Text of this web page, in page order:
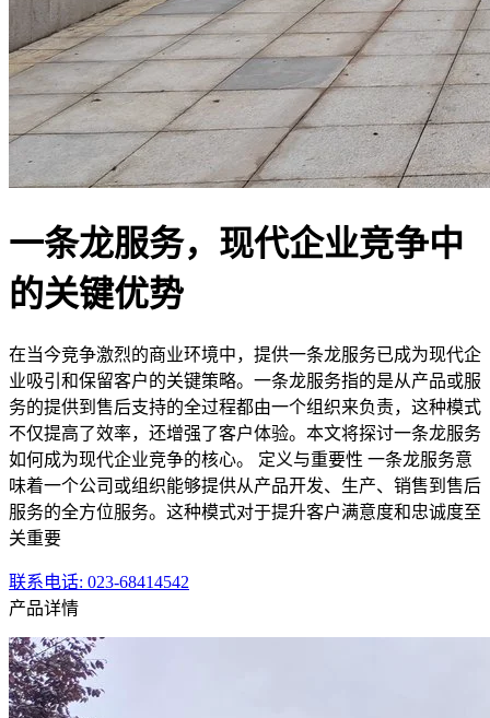
一条龙服务，现代企业竞争中
的关键优势
在当今竞争激烈的商业环境中，提供一条龙服务已成为现代企
业吸引和保留客户的关键策略。一条龙服务指的是从产品或服
务的提供到售后支持的全过程都由一个组织来负责，这种模式
不仅提高了效率，还增强了客户体验。本文将探讨一条龙服务
如何成为现代企业竞争的核心。 定义与重要性 一条龙服务意
味着一个公司或组织能够提供从产品开发、生产、销售到售后
服务的全方位服务。这种模式对于提升客户满意度和忠诚度至
关重要
联系电话: 023-68414542
产品详情